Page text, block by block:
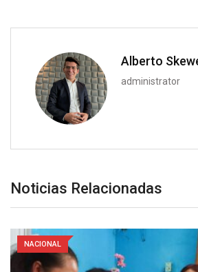
Alberto
administrator
Noticias Relacionadas
NACIONAL